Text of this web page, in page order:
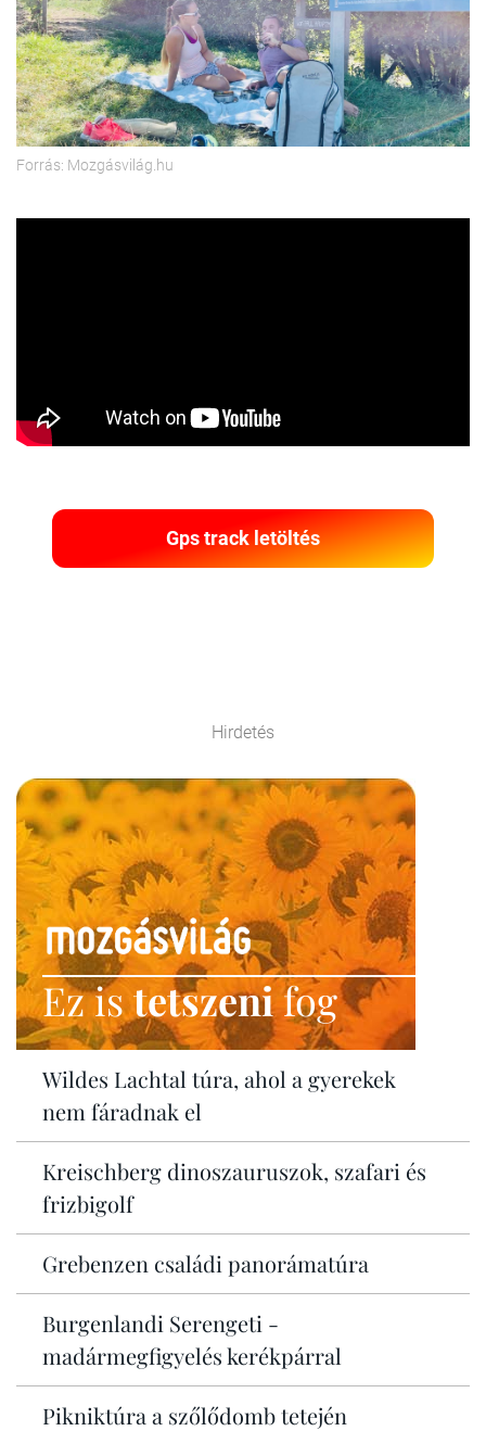
Forrás: Mozgásvilág.hu
Gps track letöltés
Hirdetés
Ez istetszenifog
Wildes Lachtal túra, ahol a gyerekek
nem fáradnak el
Kreischberg dinoszauruszok, szafari és
frizbigolf
Grebenzen családi panorámatúra
Burgenlandi Serengeti -
madármegfigyelés kerékpárral
Pikniktúra a szőlődomb tetején